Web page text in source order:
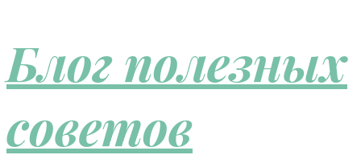
Блог полезных
советов